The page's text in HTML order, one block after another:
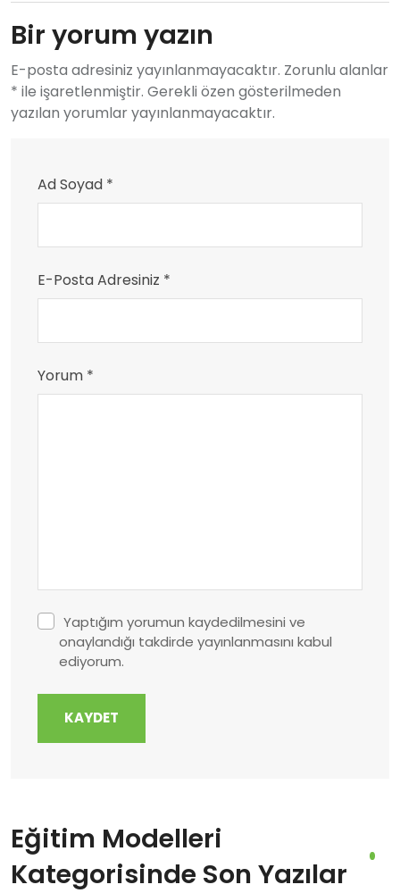
Bir yorum yazın
E-posta adresiniz yayınlanmayacaktır. Zorunlu alanlar
* ile işaretlenmiştir. Gerekli özen gösterilmeden
yazılan yorumlar yayınlanmayacaktır.
Ad Soyad *
E-Posta Adresiniz *
Yorum *
Yaptığım yorumun kaydedilmesini ve
onaylandığı takdirde yayınlanmasını kabul
ediyorum.
KAYDET
Eğitim Modelleri
Kategorisinde Son Yazılar